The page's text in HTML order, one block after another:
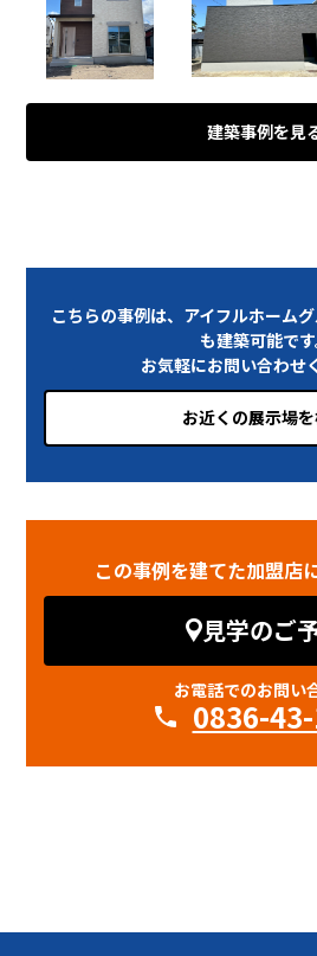
建築事例を見
こちらの事例は、アイフルホーム
も建築可能です
お気軽にお問い合わせ
お近くの展示場
この事例を建てた加盟店
見学のご
お電話でのお問い
0836-